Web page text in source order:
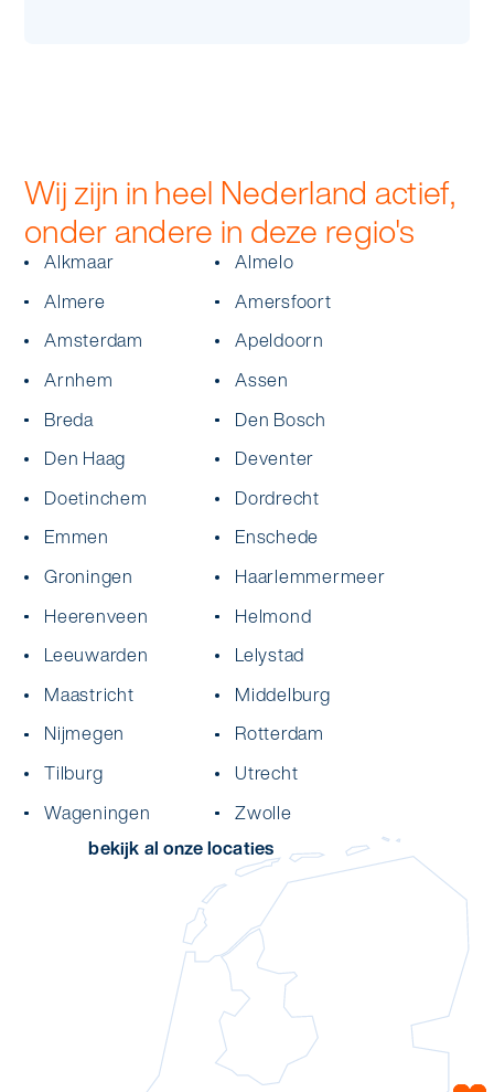
Wij zijn in heel Nederland actief,
onder andere in deze regio's
Alkmaar
Almelo
Almere
Amersfoort
Amsterdam
Apeldoorn
Arnhem
Assen
Breda
Den Bosch
Den Haag
Deventer
Doetinchem
Dordrecht
Emmen
Enschede
Groningen
Haarlemmermeer
Heerenveen
Helmond
Leeuwarden
Lelystad
Maastricht
Middelburg
Nijmegen
Rotterdam
Tilburg
Utrecht
Wageningen
Zwolle
bekijk al onze locaties